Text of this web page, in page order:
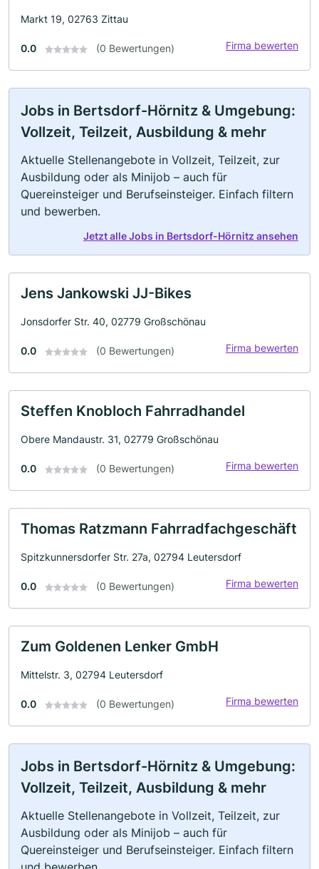
Markt 19, 02763 Zittau
0.0 (0 Bewertungen) Firma bewerten
Jobs in Bertsdorf-Hörnitz & Umgebung:
Vollzeit, Teilzeit, Ausbildung & mehr
Aktuelle Stellenangebote in Vollzeit, Teilzeit, zur
Ausbildung oder als Minijob – auch für
Quereinsteiger und Berufseinsteiger. Einfach filtern
und bewerben.
Jetzt alle Jobs in Bertsdorf-Hörnitz ansehen
Jens Jankowski JJ-Bikes
Jonsdorfer Str. 40, 02779 Großschönau
0.0 (0 Bewertungen) Firma bewerten
Steffen Knobloch Fahrradhandel
Obere Mandaustr. 31, 02779 Großschönau
0.0 (0 Bewertungen) Firma bewerten
Thomas Ratzmann Fahrradfachgeschäft
Spitzkunnersdorfer Str. 27a, 02794 Leutersdorf
0.0 (0 Bewertungen) Firma bewerten
Zum Goldenen Lenker GmbH
Mittelstr. 3, 02794 Leutersdorf
0.0 (0 Bewertungen) Firma bewerten
Jobs in Bertsdorf-Hörnitz & Umgebung:
Vollzeit, Teilzeit, Ausbildung & mehr
Aktuelle Stellenangebote in Vollzeit, Teilzeit, zur
Ausbildung oder als Minijob – auch für
Quereinsteiger und Berufseinsteiger. Einfach filtern